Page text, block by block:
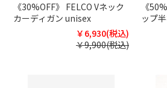
《30%OFF》 FELCO Vネック
カーディガン unisex
￥6,930(税込)
￥9,900(税込)
《
ップ